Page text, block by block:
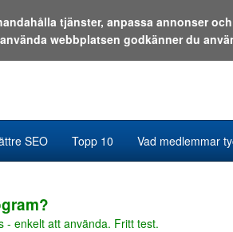
SEO Topp 10 Vad medlemmar
- enkelt att använda. Fritt test.
tjänster, anpassa annonser
använda webbplatsen godkänner du